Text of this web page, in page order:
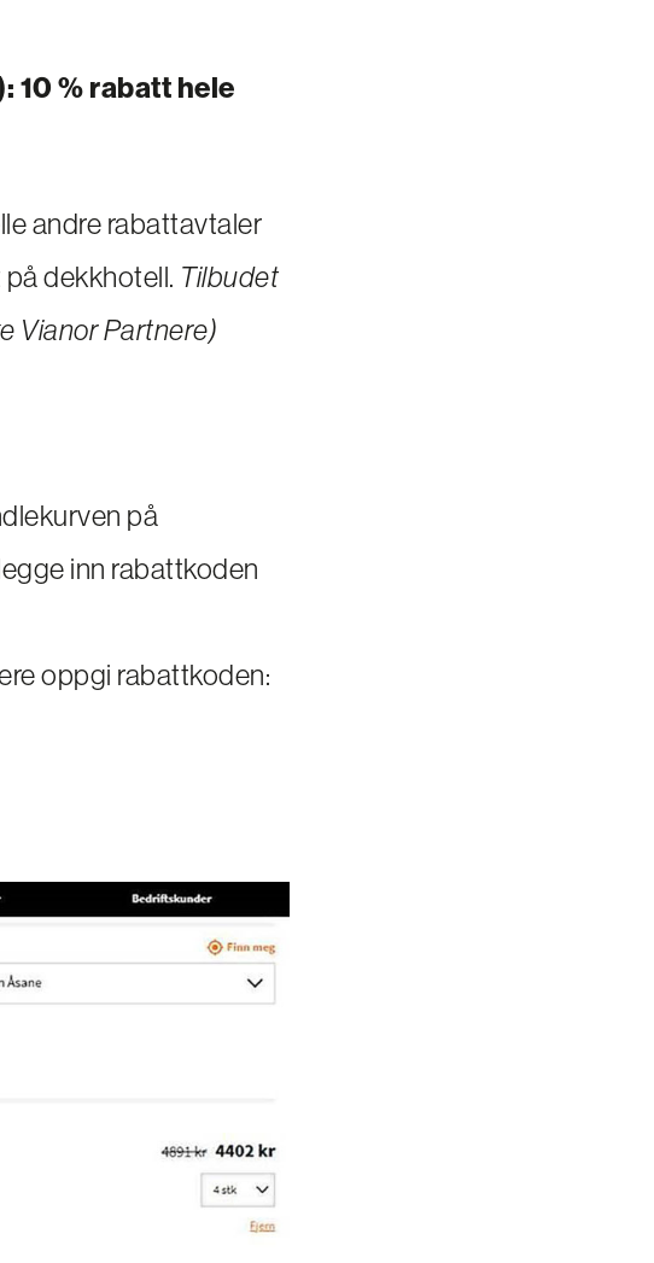
10 % rabatt hele
andre rabattavtaler
dekkhotell. Tilbudet
Vianor Partnere)
på
inn rabattkoden
oppgi rabattkoden: